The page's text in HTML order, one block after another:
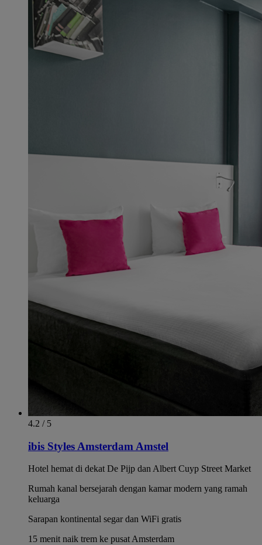
4.2 / 5
ibis Styles Amsterdam Amstel
Hotel hemat di dekat De Pijp dan Albert Cuyp Street Market
Rumah kanal bersejarah dengan kamar modern yang ramah
keluarga
Sarapan kontinental segar dan WiFi gratis
15 menit naik trem ke pusat Amsterdam